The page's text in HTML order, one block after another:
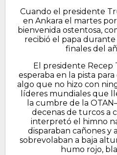
Cuando el presidente
en Ankara el martes
bienvenida ostentosa,
recibió el papa
finales del
El presidente Recep
esperaba en la pista
algo que no hizo con
líderes mundiales que
la cumbre de la
decenas de turcos a
interpretó el himno
disparaban cañones y
sobrevolaban a baja
humo rojo,